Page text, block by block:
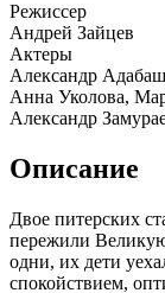
Режиссер
Андрей Зайцев
Актеры
Александр
Анна Уколова,
Александр
Описание
Двое питерских
пережили
одни, их дети
спокойствием,